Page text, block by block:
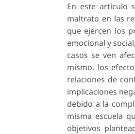
En este artículo
maltrato en las
que ejercen los
emocional y
casos se ven
mismo, los
relaciones de
implicaciones
debido a la
misma escuela
objetivos